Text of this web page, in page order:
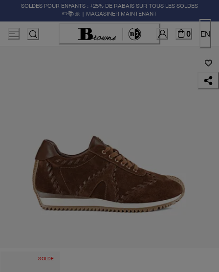
SOLDES POUR ENFANTS : +25% DE RABAIS SUR TOUS LES SOLDES
✏️📚🚸 | MAGASINER MAINTENANT
0 EN
SOLDE